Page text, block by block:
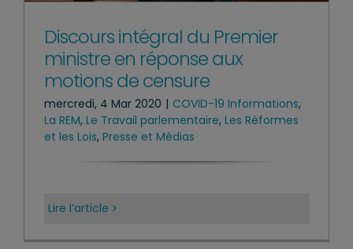
Discours intégral du Premier
ministre en réponse aux
motions de censure
mercredi, 4 Mar 2020 | COVID-19 Informations,
La REM, Le Travail parlementaire, Les Réformes
et les Lois, Presse et Médias
Lire l’article